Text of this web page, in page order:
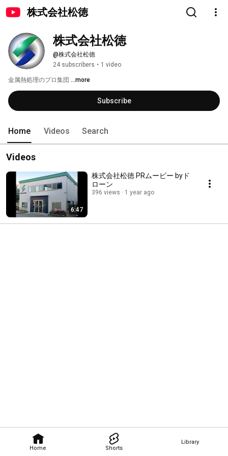
株式会社松徳
Home Shorts
Library
株式会社松徳
@株式会社松徳
24 subscribers • 1 video
金属熱処理のプロ集団 ...more
Subscribe
Home Videos Search
Videos
6:47
株式会社松徳 PRムービー byド
ローン
396 views 1 year ago